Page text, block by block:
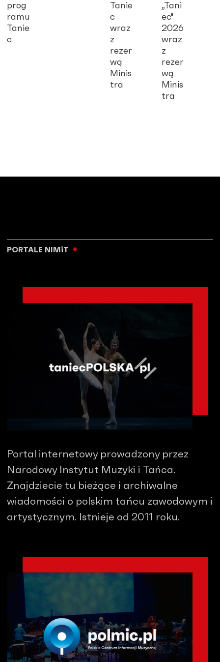
prog
ramu
Tanie
c
Tanie
c
wraz
z
rezer
wą
Minis
tra
„Tani
ec"
2026
wraz
z
rezer
wą
Minis
tra
PORTALE NIMiT
Portal internetowy prowadzony przez
Narodowy Instytut Muzyki i Tańca.
Znajdziecie tu bieżące i archiwalne
wiadomości o polskim tańcu zawodowym i
artystycznym. Istnieje od 2011 roku.